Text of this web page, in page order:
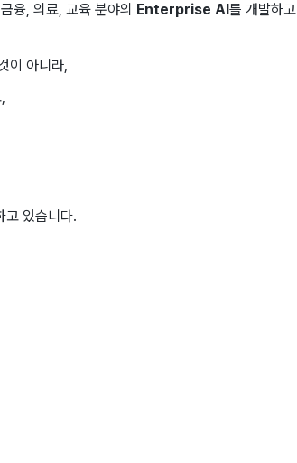
융, 의료, 교육 분야의 Enterprise AI 를 개발하고
이 아니라,
고 있습니다.